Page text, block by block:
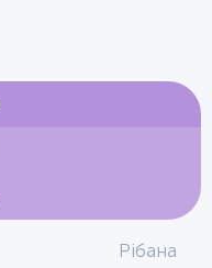
Рібана